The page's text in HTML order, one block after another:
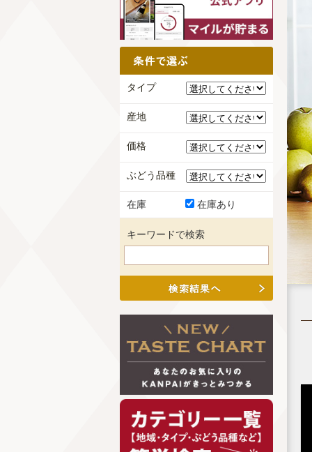
タイプ
産地
価格
ぶどう品種
在庫 在庫あり
キーワードで検索